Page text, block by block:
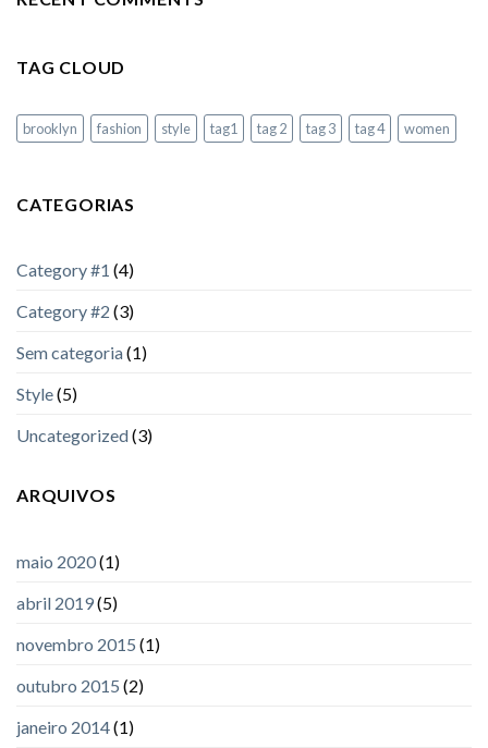
TAG CLOUD
brooklyn fashion style tag1 tag 2 tag 3 tag 4 women
CATEGORIAS
Category #1 (4)
Category #2 (3)
Sem categoria(1)
Style(5)
Uncategorized(3)
ARQUIVOS
maio 2020(1)
abril 2019(5)
novembro 2015 (1)
outubro 2015 (2)
janeiro 2014(1)